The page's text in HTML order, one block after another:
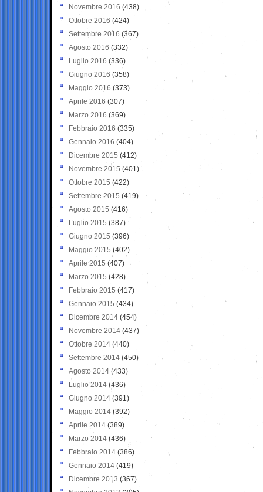
Novembre 2016 (438)
Ottobre 2016 (424)
Settembre 2016 (367)
Agosto 2016 (332)
Luglio 2016 (336)
Giugno 2016 (358)
Maggio 2016 (373)
Aprile 2016 (307)
Marzo 2016 (369)
Febbraio 2016 (335)
Gennaio 2016 (404)
Dicembre 2015 (412)
Novembre 2015 (401)
Ottobre 2015 (422)
Settembre 2015 (419)
Agosto 2015 (416)
Luglio 2015 (387)
Giugno 2015 (396)
Maggio 2015 (402)
Aprile 2015 (407)
Marzo 2015 (428)
Febbraio 2015 (417)
Gennaio 2015 (434)
Dicembre 2014 (454)
Novembre 2014 (437)
Ottobre 2014 (440)
Settembre 2014 (450)
Agosto 2014 (433)
Luglio 2014 (436)
Giugno 2014 (391)
Maggio 2014 (392)
Aprile 2014 (389)
Marzo 2014 (436)
Febbraio 2014 (386)
Gennaio 2014 (419)
Dicembre 2013 (367)